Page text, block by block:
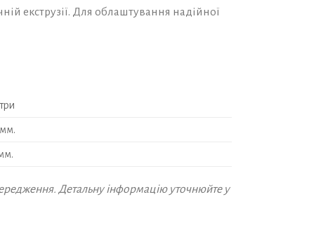
екструзії. Для облаштування надійної
Детальну інформацію уточнюйте у